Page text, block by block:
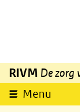
Overslaan en naar
RIVM De zorg
Menu